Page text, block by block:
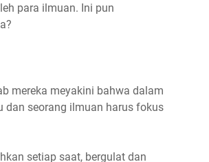
para ilmuan. Ini pun
mereka meyakini bahwa dalam
seorang ilmuan harus fokus
setiap saat, bergulat dan